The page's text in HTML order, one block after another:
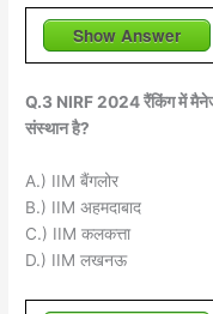
Show Answer
Q.3 NIRF 2024 रैंकिंग में
संस्थान है?
A.) IIM बैंगलोर
B.) IIM अहमदाबाद
C.) IIM कलकत्ता
D.) IIM लखनऊ